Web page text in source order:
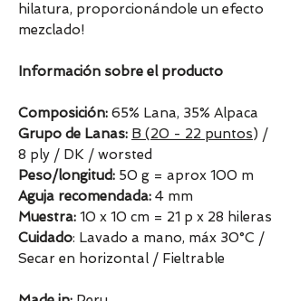
hilatura, proporcionándole un efecto
mezclado!
Información sobre el producto
Composición: 65% Lana, 35% Alpaca
Grupo de Lanas: B (20 - 22 puntos) /
8 ply / DK / worsted
Peso/longitud: 50 g = aprox 100 m
Aguja recomendada: 4 mm
Muestra: 10 x 10 cm = 21 p x 28 hileras
Cuidado: Lavado a mano, máx 30°C /
Secar en horizontal / Fieltrable